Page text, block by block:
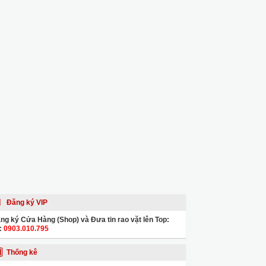
Đăng ký VIP
ký Cửa Hàng (Shop) và Đưa tin rao vặt lên Top:
0903.010.795
Thống kê